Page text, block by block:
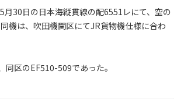
30日の日本海縦貫線の配6551レにて、空の
機は、吹田機関区にてJR貨物機仕様に合わ
区のEF510-509であった。